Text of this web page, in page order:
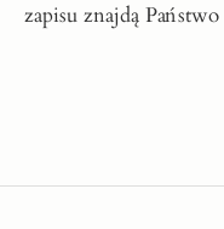
zapisu znajdą Państwo